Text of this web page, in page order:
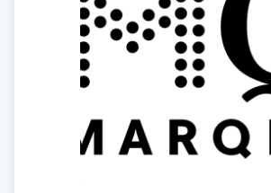
Color correction